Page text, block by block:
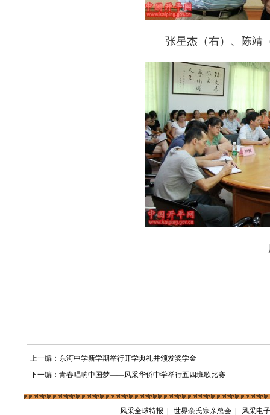
张星杰（右）、陈靖
上一编：东河中学新学期举行开学典礼并颁发奖学金
下一编：青春唱响中国梦——风采华侨中学举行五四班歌比赛
风采全球特报 世界余氏宗亲总会 风采电